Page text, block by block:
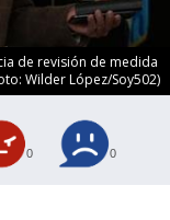
de revisión de medida
Wilder López/Soy502)
0 0